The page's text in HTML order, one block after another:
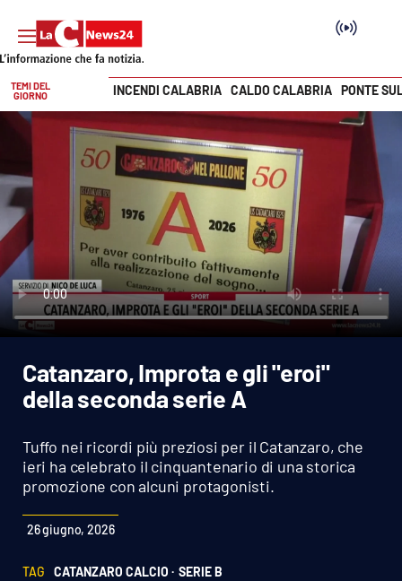
Cronaca
Politica
Attualità
Economia e lavoro
Italia Mondo
Sport
Vai
TEMI DEL
GIORNO
INCENDI CALABRIA CALDO CALABRIA PONTE
Catanzaro, Improta e gli "eroi"
della seconda serie A
Tuffo nei ricordi più preziosi per il Catanzaro, che
ieri ha celebrato il cinquantenario di una storica
promozione con alcuni protagonisti.
26 giugno, 2026
TAG CATANZARO CALCIO · SERIE B